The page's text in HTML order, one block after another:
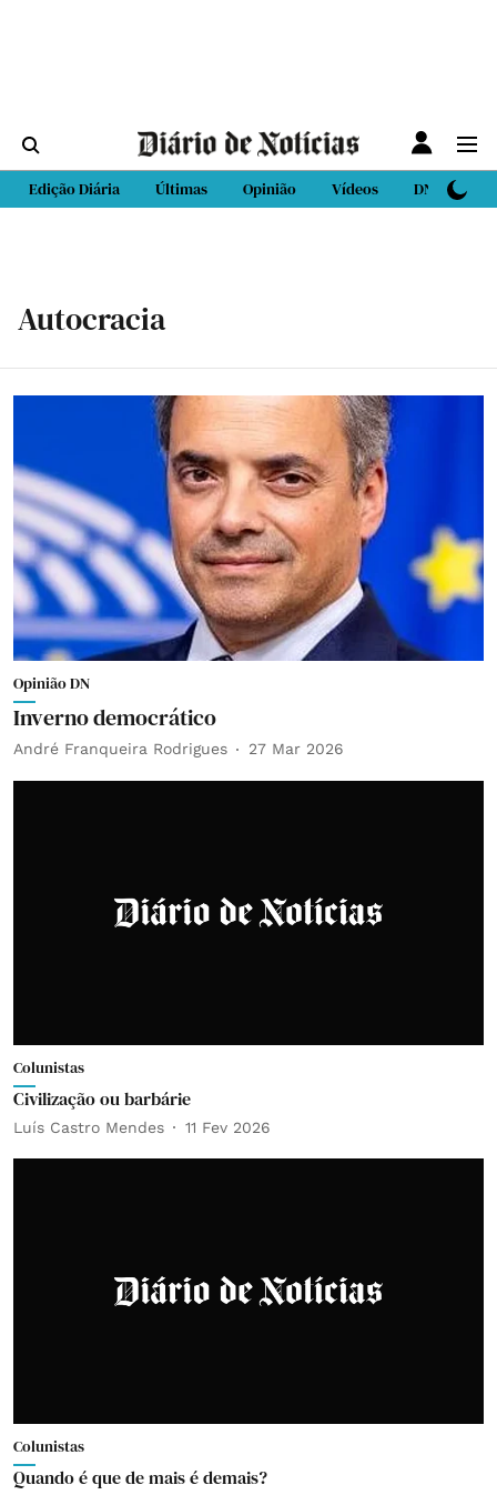
Edição Diária Últimas Opinião Vídeos DN Sport
Autocracia
Opinião DN
Inverno democrático
André Franqueira Rodrigues 27 Mar 2026
Colunistas
Civilização ou barbárie
Luís Castro Mendes 11 Fev 2026
Colunistas
Quando é que de mais é demais?